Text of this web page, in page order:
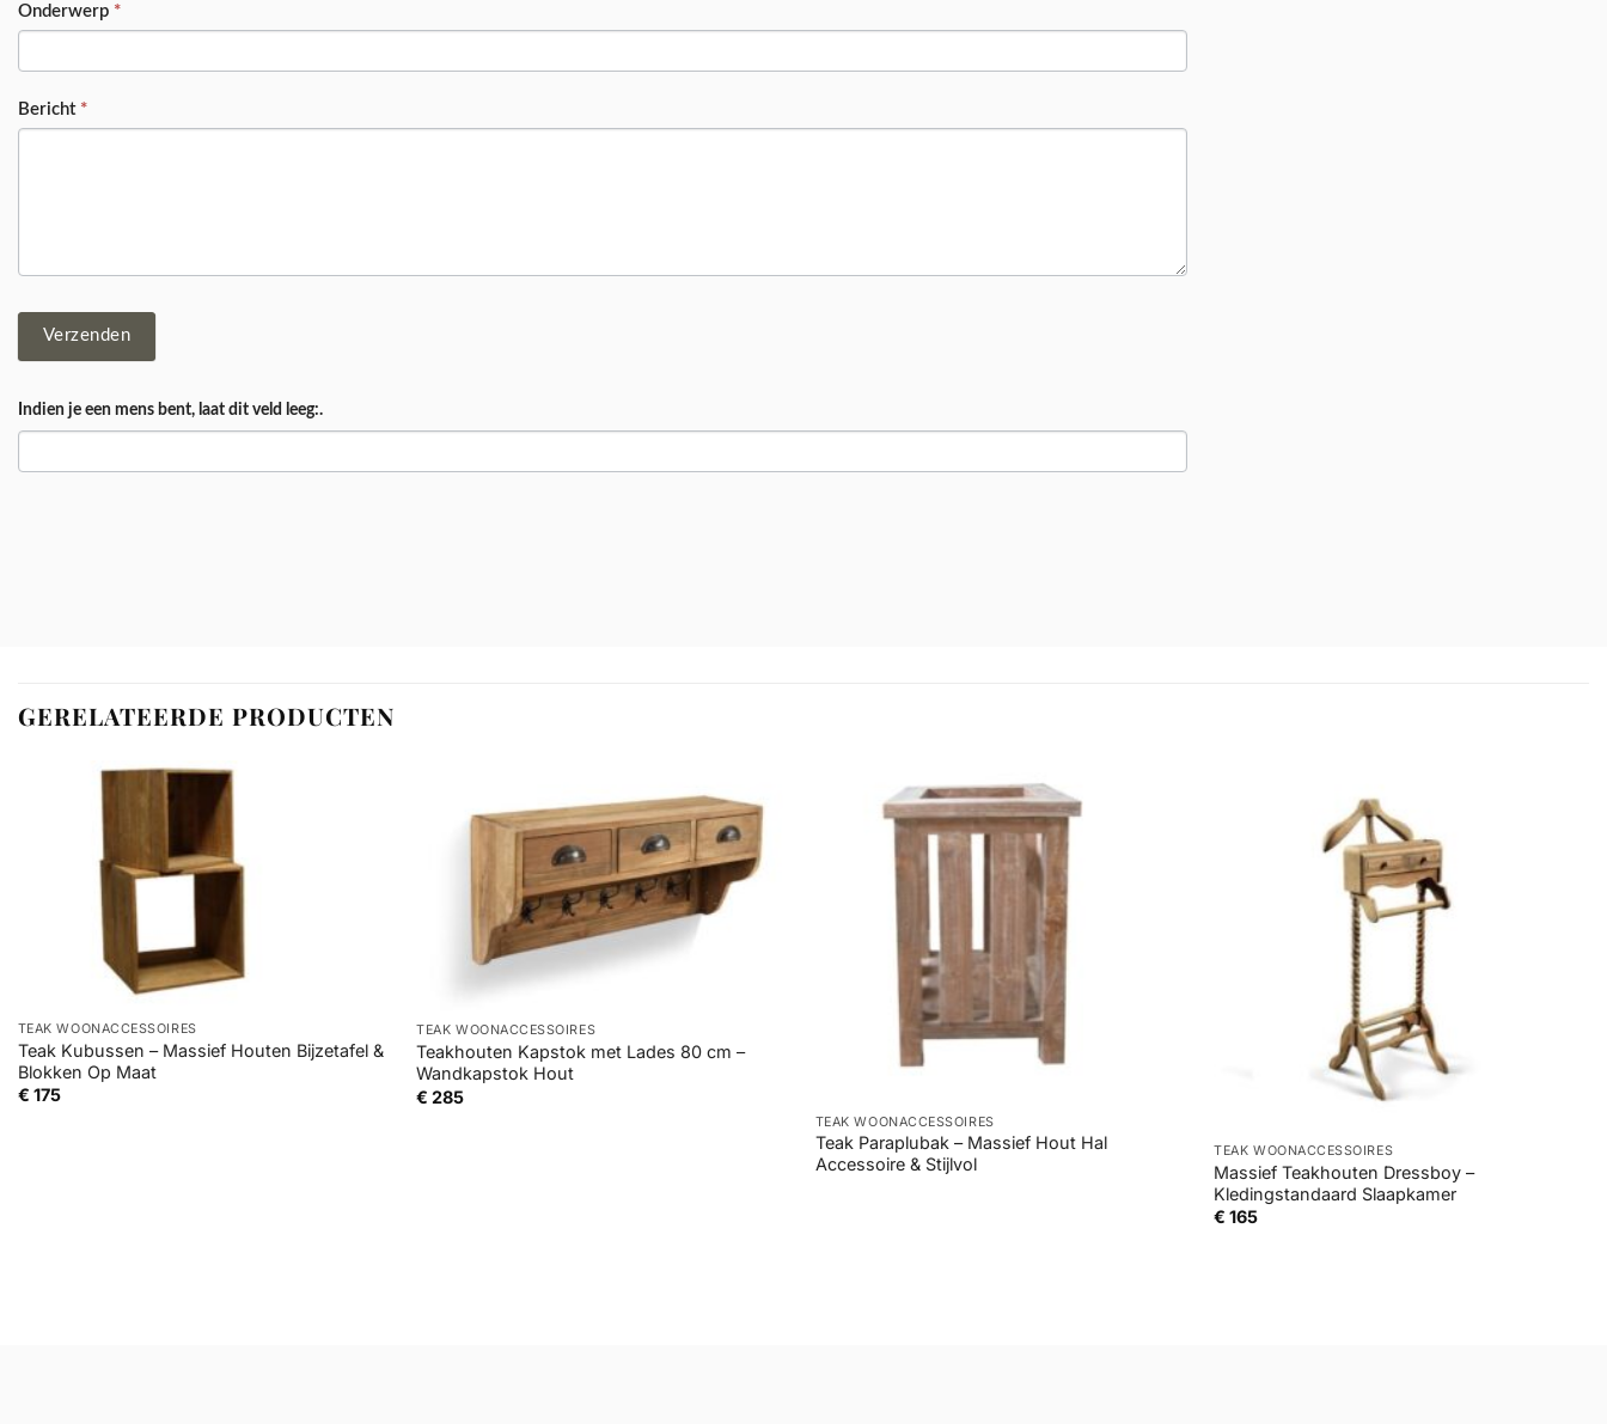
Onderwerp *
Bericht *
Verzenden
Indien je een mens bent, laat dit veld leeg:.
GERELATEERDE PRODUCTEN
TEAK WOONACCESSOIRES
Teak Kubussen – Massief Houten Bijzetafel &
Blokken Op Maat
€ 175
TEAK WOONACCESSOIRES
Teakhouten Kapstok met Lades 80 cm –
Wandkapstok Hout
€ 285
TEAK WOONACCESSOIRES
Teak Paraplubak – Massief Hout Hal
Accessoire & Stijlvol
TEAK WOONACCESSOIRES
Massief Teakhouten Dressboy –
Kledingstandaard Slaapkamer
€ 165